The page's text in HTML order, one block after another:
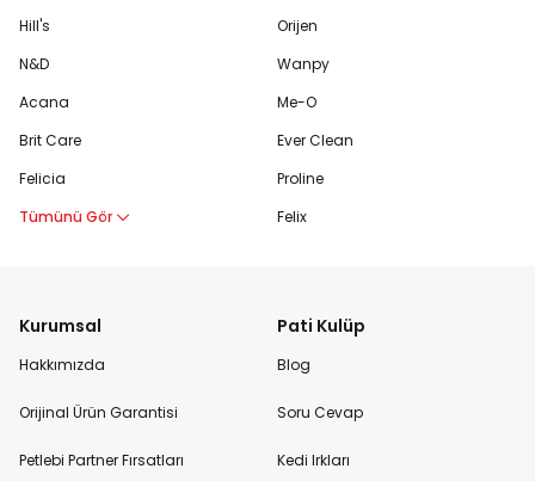
Hill's
N&D
Acana
Brit Care
Felicia
Tümünü Gör
Orijen
Wanpy
Me-O
Ever Clean
Proline
Felix
Kurumsal
Hakkımızda
Orijinal Ürün Garantisi
Petlebi Partner Fırsatları
Pati Kulüp
Blog
Soru Cevap
Kedi Irkları